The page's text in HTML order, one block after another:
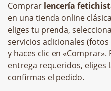
Comprar lencería
en una tienda online
eliges tu prenda,
servicios adicionales
y haces clic en «Comprar».
entrega requeridos, eliges
confirmas el pedido.